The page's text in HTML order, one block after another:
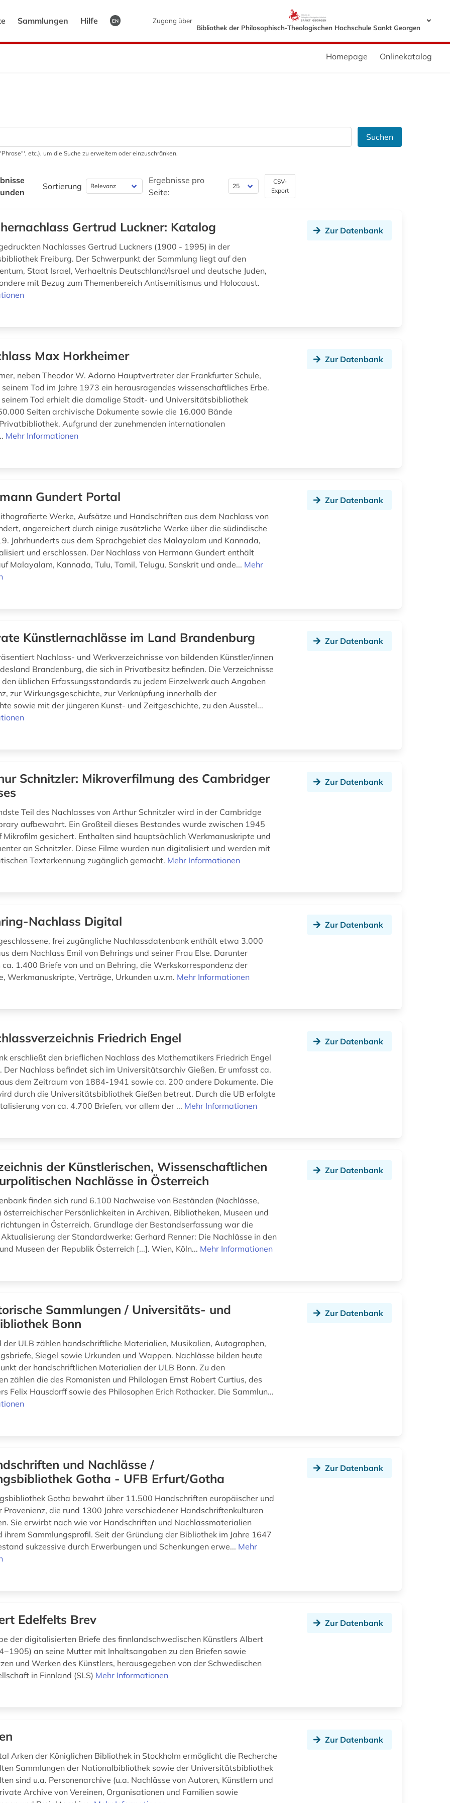
Sammlungen Hilfe EN
Zugang über
Bibliothek der Philosophisch-Theologischen Hochschule Sankt Georgen
Homepage Onlinekatalog
Suchen
etc.), um die Suche zu erweitern oder einzuschränken.
Sortierung
Ergebnisse pro
Seite:
CSV-
Export
Gertrud Luckner: Katalog
Nachlasses Gertrud Luckners (1900 - 1995) in der
Freiburg. Der Schwerpunkt der Sammlung liegt auf den
Staat Israel, Verhaeltnis Deutschland/Israel und deutsche Juden,
mit Bezug zum Themenbereich Antisemitismus und Holocaust.
Zur Datenbank
Max Horkheimer
neben Theodor W. Adorno Hauptvertreter der Frankfurter Schule,
Tod im Jahre 1973 ein herausragendes wissenschaftliches Erbe.
seinem Tod erhielt die damalige Stadt- und Universitätsbibliothek
Seiten archivische Dokumente sowie die 16.000 Bände
Aufgrund der zunehmenden internationalen
Mehr Informationen
Zur Datenbank
Gundert Portal
Werke, Aufsätze und Handschriften aus dem Nachlass von
angereichert durch einige zusätzliche Werke über die südindische
Jahrhunderts aus dem Sprachgebiet des Malayalam und Kannada,
und erschlossen. Der Nachlass von Hermann Gundert enthält
Malayalam, Kannada, Tulu, Tamil, Telugu, Sanskrit und ande... Mehr
Zur Datenbank
Künstlernachlässe im Land Brandenburg
Nachlass- und Werkverzeichnisse von bildenden Künstler/innen
Brandenburg, die sich in Privatbesitz befinden. Die Verzeichnisse
üblichen Erfassungsstandards zu jedem Einzelwerk auch Angaben
zur Wirkungsgeschichte, zur Verknüpfung innerhalb der
sowie mit der jüngeren Kunst- und Zeitgeschichte, zu den Ausstel...
Zur Datenbank
Schnitzler: Mikroverfilmung des Cambridger
Teil des Nachlasses von Arthur Schnitzler wird in der Cambridge
aufbewahrt. Ein Großteil dieses Bestandes wurde zwischen 1945
Mikrofilm gesichert. Enthalten sind hauptsächlich Werkmanuskripte und
an Schnitzler. Diese Filme wurden nun digitalisiert und werden mit
Texterkennung zugänglich gemacht. Mehr Informationen
Zur Datenbank
Nachlass Digital
frei zugängliche Nachlassdatenbank enthält etwa 3.000
dem Nachlass Emil von Behrings und seiner Frau Else. Darunter
ca. 1.400 Briefe von und an Behring, die Werkskorrespondenz der
Werkmanuskripte, Verträge, Urkunden u.v.m. Mehr Informationen
Zur Datenbank
Friedrich Engel
erschließt den brieflichen Nachlass des Mathematikers Friedrich Engel
Nachlass befindet sich im Universitätsarchiv Gießen. Er umfasst ca.
dem Zeitraum von 1884-1941 sowie ca. 200 andere Dokumente. Die
durch die Universitätsbibliothek Gießen betreut. Durch die UB erfolgte
von ca. 4.700 Briefen, vor allem der ... Mehr Informationen
Zur Datenbank
der Künstlerischen, Wissenschaftlichen
Nachlässe in Österreich
finden sich rund 6.100 Nachweise von Beständen (Nachlässe,
österreichischer Persönlichkeiten in Archiven, Bibliotheken, Museen und
in Österreich. Grundlage der Bestandserfassung war die
der Standardwerke: Gerhard Renner: Die Nachlässe in den
Museen der Republik Österreich [...]. Wien, Köln... Mehr Informationen
Zur Datenbank
Sammlungen / Universitäts- und
Bonn
der ULB zählen handschriftliche Materialien, Musikalien, Autographen,
Siegel sowie Urkunden und Wappen. Nachlässe bilden heute
der handschriftlichen Materialien der ULB Bonn. Zu den
zählen die des Romanisten und Philologen Ernst Robert Curtius, des
Felix Hausdorff sowie des Philosophen Erich Rothacker. Die Sammlun...
Zur Datenbank
und Nachlässe /
Gotha - UFB Erfurt/Gotha
Gotha bewahrt über 11.500 Handschriften europäischer und
Provenienz, die rund 1300 Jahre verschiedener Handschriftenkulturen
Sie erwirbt nach wie vor Handschriften und Nachlassmaterialien
ihrem Sammlungsprofil. Seit der Gründung der Bibliothek im Jahre 1647
sukzessive durch Erwerbungen und Schenkungen erwe... Mehr
Zur Datenbank
Edelfelts Brev
der digitalisierten Briefe des finnlandschwedischen Künstlers Albert
an seine Mutter mit Inhaltsangaben zu den Briefen sowie
und Werken des Künstlers, herausgegeben von der Schwedischen
in Finnland (SLS) Mehr Informationen
Zur Datenbank
Arken der Königlichen Bibliothek in Stockholm ermöglicht die Recherche
Sammlungen der Nationalbibliothek sowie der Universitätsbibliothek
sind u.a. Personenarchive (u.a. Nachlässe von Autoren, Künstlern und
Archive von Vereinen, Organisationen und Familien sowie
Zur Datenbank